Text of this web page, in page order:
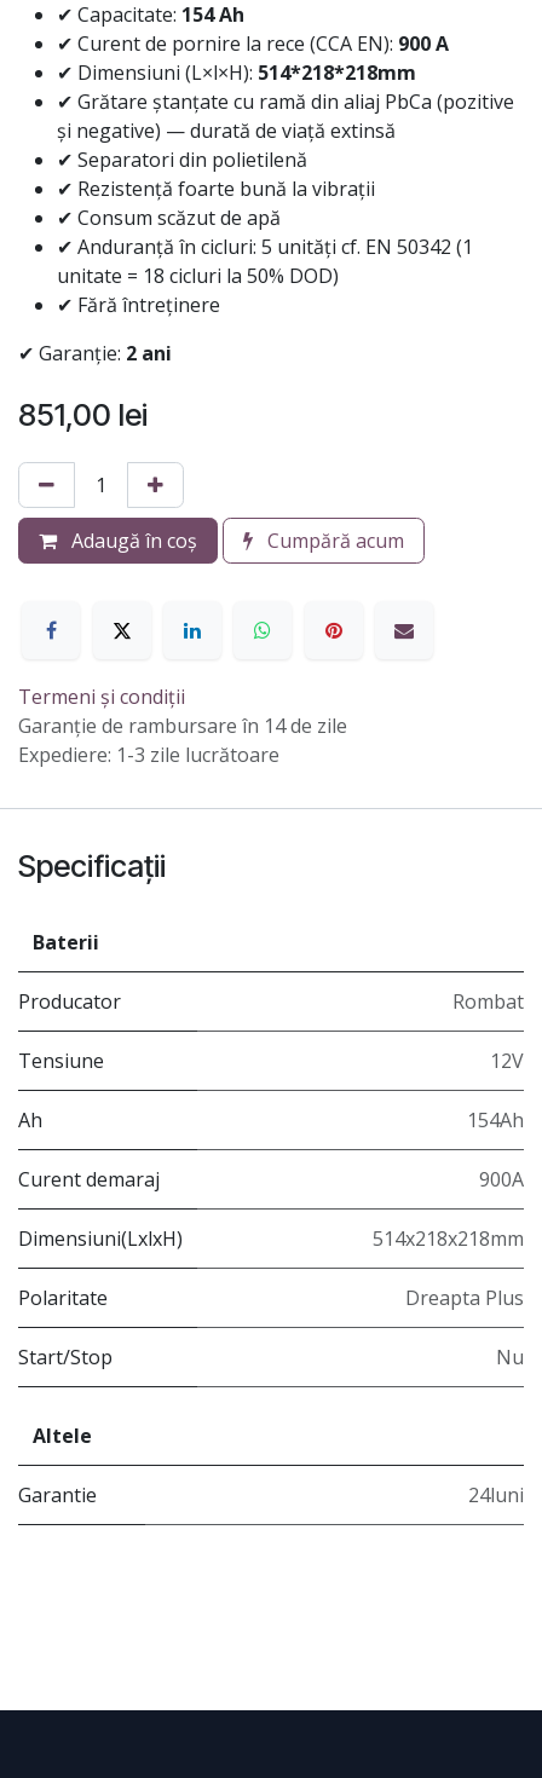
✔ Capacitate: 154 Ah
✔ Curent de pornire la rece (CCA EN): 900 A
✔ Dimensiuni (L×l×H): 514*218*218mm
✔ Grătare ștanțate cu ramă din aliaj PbCa (pozitive
și negative) — durată de viață extinsă
✔ Separatori din polietilenă
✔ Rezistență foarte bună la vibrații
✔ Consum scăzut de apă
✔ Anduranță în cicluri: 5 unități cf. EN 50342 (1
unitate = 18 cicluri la 50% DOD)
✔ Fără întreținere
✔ Garanție: 2 ani
851,00 lei
Adaugă în coș Cumpără acum
Termeni și condiții
Garanție de rambursare în 14 de zile
Expediere: 1-3 zile lucrătoare
Specificații
Baterii
Producator Rombat
Tensiune 12V
Ah 154Ah
Curent demaraj 900A
Dimensiuni(LxlxH) 514x218x218mm
Polaritate Dreapta Plus
Start/Stop Nu
Altele
Garantie 24luni